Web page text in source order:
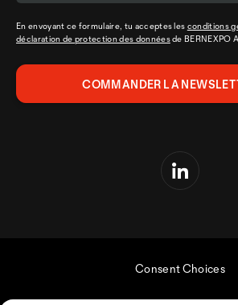
En envoyant ce formulaire, tu acceptes les conditions
déclaration de protection des donnéesde BERNEXPO
Consent Choices